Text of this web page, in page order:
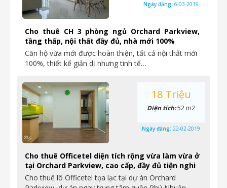
Cho thuê CH 3 phòng ngủ Orchard Parkview,
tầng thấp, nội thất đầy đủ, nhà mới 100%
Căn hộ vừa mới được hoàn thiện, tất cả nội thất mới
100%, thiết kế giản dị nhưng tinh tế…
Ngày đăng: 6-03-2019
Cho thuê Officetel diện tích rộng vừa làm vừa ở
tại Orchard Parkview, cao cấp, đầy đủ tiện nghi
Cho thuê lô Officetel tọa lạc tại dự án Orchard
18 Triệu
Diện tích:52 m2
Ngày đăng: 22-02-2019